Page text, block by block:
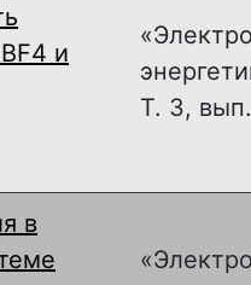
и
Т. 3,
в